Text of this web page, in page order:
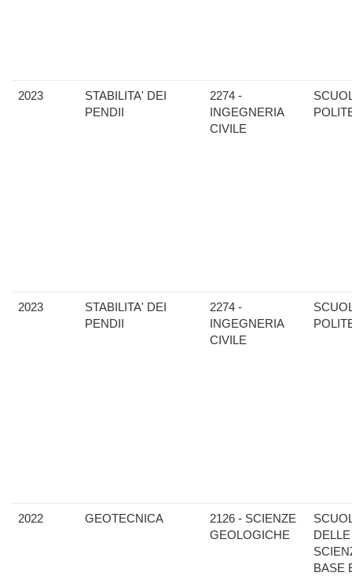
2023
STABILITA' DEI
PENDII
2274 -
INGEGNERIA
CIVILE
2023
STABILITA' DEI
PENDII
2274 -
INGEGNERIA
CIVILE
2022 GEOTECNICA
2126 - SCIENZE
GEOLOGICHE
DELLE
BASE